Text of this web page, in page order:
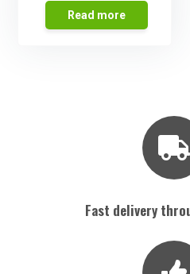
Read more
Fast delivery